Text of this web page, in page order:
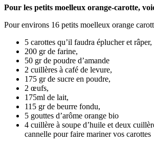
Pour les petits moelleux orange-carotte,
Pour environs 16 petits moelleux orange
5 carottes qu’il faudra éplucher et râper,
200 gr de farine,
50 gr de poudre d’amande
2 cuillères à café de levure,
175 gr de sucre en poudre,
2 œufs,
175ml de lait,
115 gr de beurre fondu,
5 gouttes d’arôme orange bio
4 cuillère à soupe d’huile et deux
cannelle pour faire mariner vos carottes